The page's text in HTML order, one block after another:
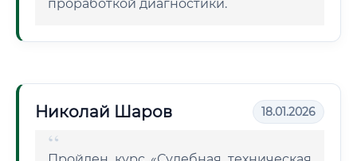
проработкой диагностики.
Николай Шаров 18.01.2026